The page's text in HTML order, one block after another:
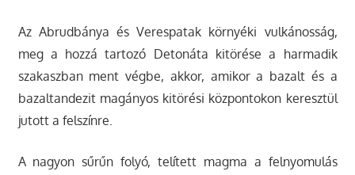
Az Abrudbánya és Verespatak környéki vulkánosság,
meg a hozzá tartozó Detonáta kitörése a harmadik
szakaszban ment végbe, akkor, amikor a bazalt és a
bazaltandezit magányos kitörési központokon keresztül
jutott a felszínre.
A nagyon sűrűn folyó, telített magma a felnyomulás